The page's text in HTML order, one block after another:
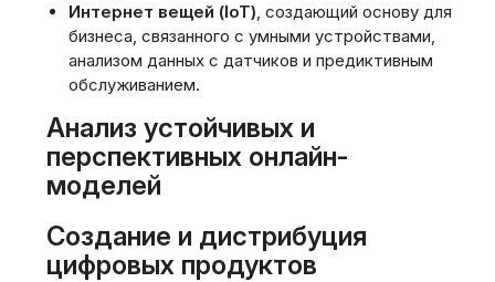
Интернет вещей (IoT), создающий основу для
бизнеса, связанного с умными устройствами,
анализом данных с датчиков и предиктивным
обслуживанием.
Анализ устойчивых и
перспективных онлайн-
моделей
Создание и дистрибуция
цифровых продуктов